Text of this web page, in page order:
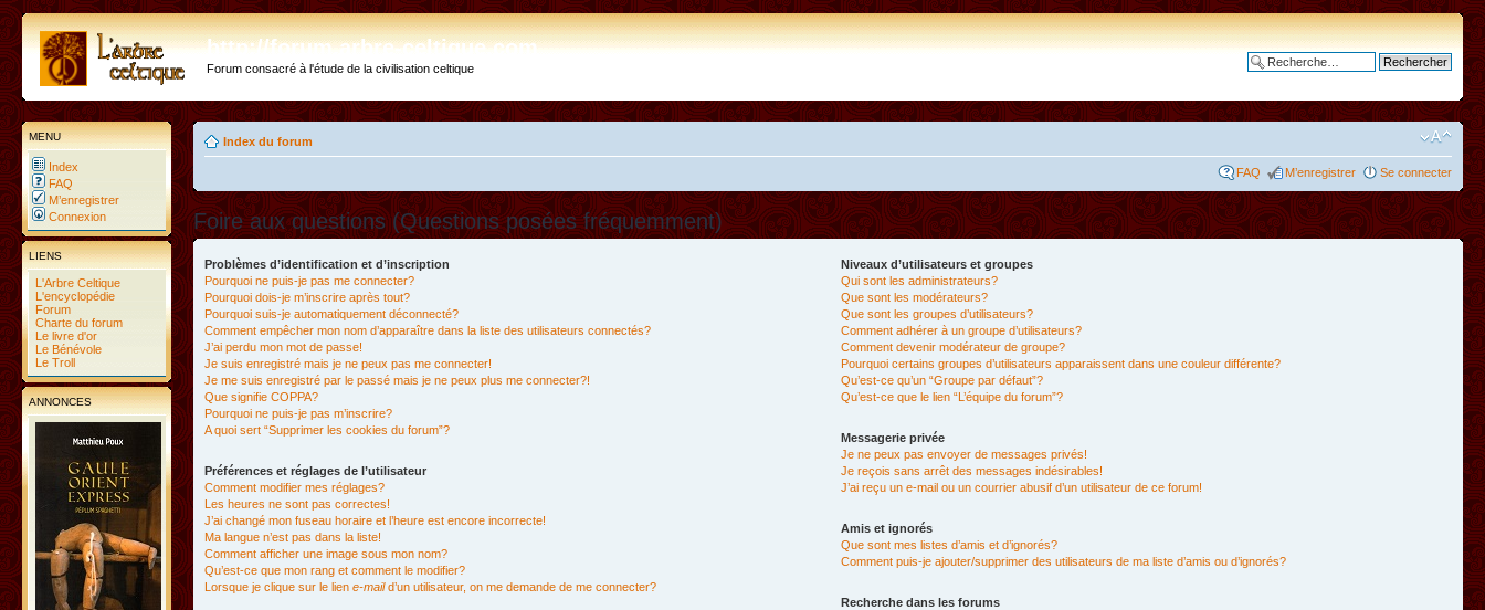
http://forum.arbre-celtique.com
Forum consacré à l'étude de la civilisation celtique
MENU
Index
FAQ
M’enregistrer
Connexion
LIENS
L'Arbre Celtique
L'encyclopédie
Forum
Charte du forum
Le livre d'or
Le Bénévole
Le Troll
ANNONCES
Index du forum
FAQ M’enregistrer Se connecter
Foire aux questions (Questions posées fréquemment)
Problèmes d’identification et d’inscription
Pourquoi ne puis-je pas me connecter?
Pourquoi dois-je m’inscrire après tout?
Pourquoi suis-je automatiquement déconnecté?
Comment empêcher mon nom d’apparaître dans la liste des utilisateurs connectés?
J’ai perdu mon mot de passe!
Je suis enregistré mais je ne peux pas me connecter!
Je me suis enregistré par le passé mais je ne peux plus me connecter?!
Que signifie COPPA?
Pourquoi ne puis-je pas m’inscrire?
A quoi sert “Supprimer les cookies du forum”?
Préférences et réglages de l’utilisateur
Comment modifier mes réglages?
Les heures ne sont pas correctes!
J’ai changé mon fuseau horaire et l’heure est encore incorrecte!
Ma langue n’est pas dans la liste!
Comment afficher une image sous mon nom?
Qu’est-ce que mon rang et comment le modifier?
Lorsque je clique sur le lien e-maild’un utilisateur, on me demande de me connecter?
Niveaux d’utilisateurs et groupes
Qui sont les administrateurs?
Que sont les modérateurs?
Que sont les groupes d’utilisateurs?
Comment adhérer à un groupe d’utilisateurs?
Comment devenir modérateur de groupe?
Pourquoi certains groupes d’utilisateurs apparaissent dans une couleur différente?
Qu’est-ce qu’un “Groupe par défaut”?
Qu’est-ce que le lien “L’équipe du forum”?
Messagerie privée
Je ne peux pas envoyer de messages privés!
Je reçois sans arrêt des messages indésirables!
J’ai reçu un e-mail ou un courrier abusif d’un utilisateur de ce forum!
Amis et ignorés
Que sont mes listes d’amis et d’ignorés?
Comment puis-je ajouter/supprimer des utilisateurs de ma liste d’amis ou d’ignorés?
Recherche dans les forums